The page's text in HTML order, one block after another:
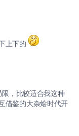
上下的
，比较适合我这种
借鉴的大杂烩时代开